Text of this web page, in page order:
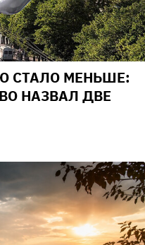
СТАЛО МЕНЬШЕ:
НАЗВАЛ ДВЕ